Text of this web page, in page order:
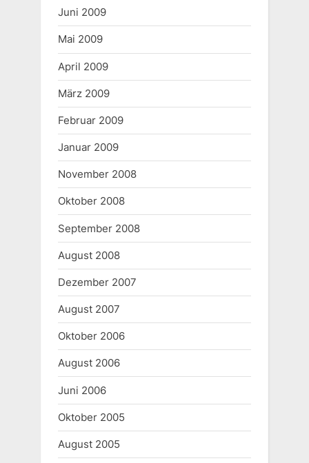
Juni 2009
Mai 2009
April 2009
März 2009
Februar 2009
Januar 2009
November 2008
Oktober 2008
September 2008
August 2008
Dezember 2007
August 2007
Oktober 2006
August 2006
Juni 2006
Oktober 2005
August 2005